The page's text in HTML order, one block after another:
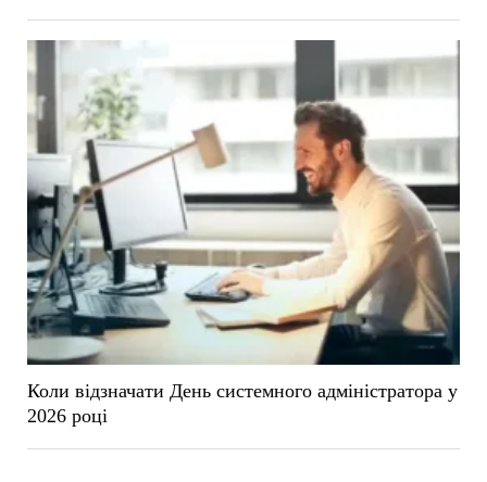
Коли відзначати День системного адміністратора у
2026 році